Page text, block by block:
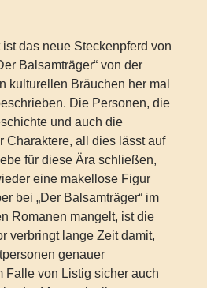
das neue Steckenpferd von
Balsamträger“ von der
kulturellen Bräuchen her mal
Die Personen, die
und auch die
Charaktere, all dies lässt auf
für diese Ära schließen,
eine makellose Figur
bei „Der Balsamträger“ im
Romanen mangelt, ist die
verbringt lange Zeit damit,
genauer
Falle von Listig sicher auch